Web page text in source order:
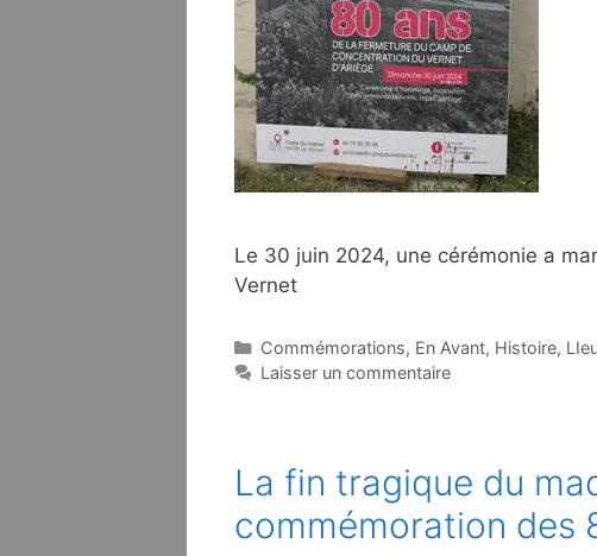
Le 30 juin 2024, une cérémonie a
Vernet
Catégories
Commémorations, En Avant, Histoire,
Laisser un commentaire
La fin tragique du
commémoration des